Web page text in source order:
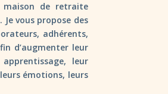
maison de retraite
vous propose des
adhérents,
d’augmenter leur
leur
émotions, leurs